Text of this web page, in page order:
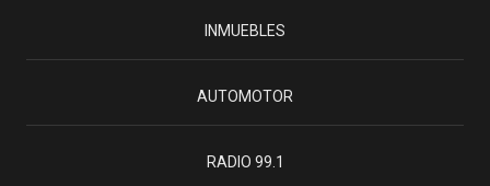
INMUEBLES
AUTOMOTOR
RADIO 99.1